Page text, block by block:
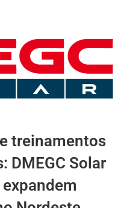
treinamentos
DMEGC Solar